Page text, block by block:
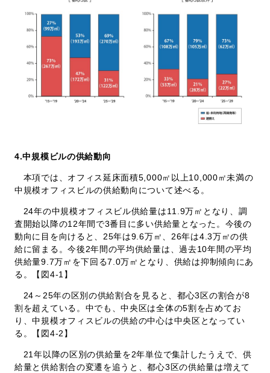
4.中規模ビルの供給動向
本項では、オフィス延床面積5,000㎡以上10,000㎡未満の
中規模オフィスビルの供給動向について述べる。
24年の中規模オフィスビル供給量は11.9万㎡となり、調
査開始以降の12年間で3番目に多い供給量となった。今後の
動向に目を向けると、25年は9.6万㎡、26年は4.3万㎡の供
給に留まる。今後2年間の平均供給量は、過去10年間の平均
供給量9.7万㎡を下回る7.0万㎡となり、供給は抑制傾向にあ
る。【図4-1】
24～25年の区別の供給割合を見ると、都心3区の割合が8
割を超えている。中でも、中央区は全体の5割を占めてお
り、中規模オフィスビルの供給の中心は中央区となってい
る。【図4-2】
21年以降の区別の供給量を2年単位で集計したうえで、供
給量と供給割合の変遷を追うと、都心3区の供給量は増えて